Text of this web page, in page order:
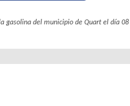
gasolina del municipio de Quart el día